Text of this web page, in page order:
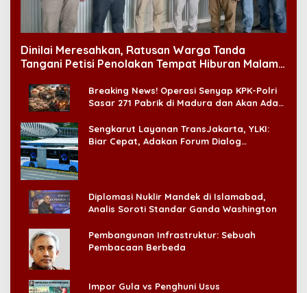
Dinilai Meresahkan, Ratusan Warga Tanda
Tangani Petisi Penolakan Tempat Hiburan Malam
Breaking News! Operasi Senyap KPK-Polri
Sasar 271 Pabrik di Madura dan Akan Ada
Sengkarut Layanan TransJakarta, YLKI:
Biar Cepat, Adakan Forum Dialog
Diplomasi Nuklir Mandek di Islamabad,
Analis Soroti Standar Ganda Washington
Pembangunan Infrastruktur: Sebuah
Pembacaan Berbeda
Impor Gula vs Penghuni Usus